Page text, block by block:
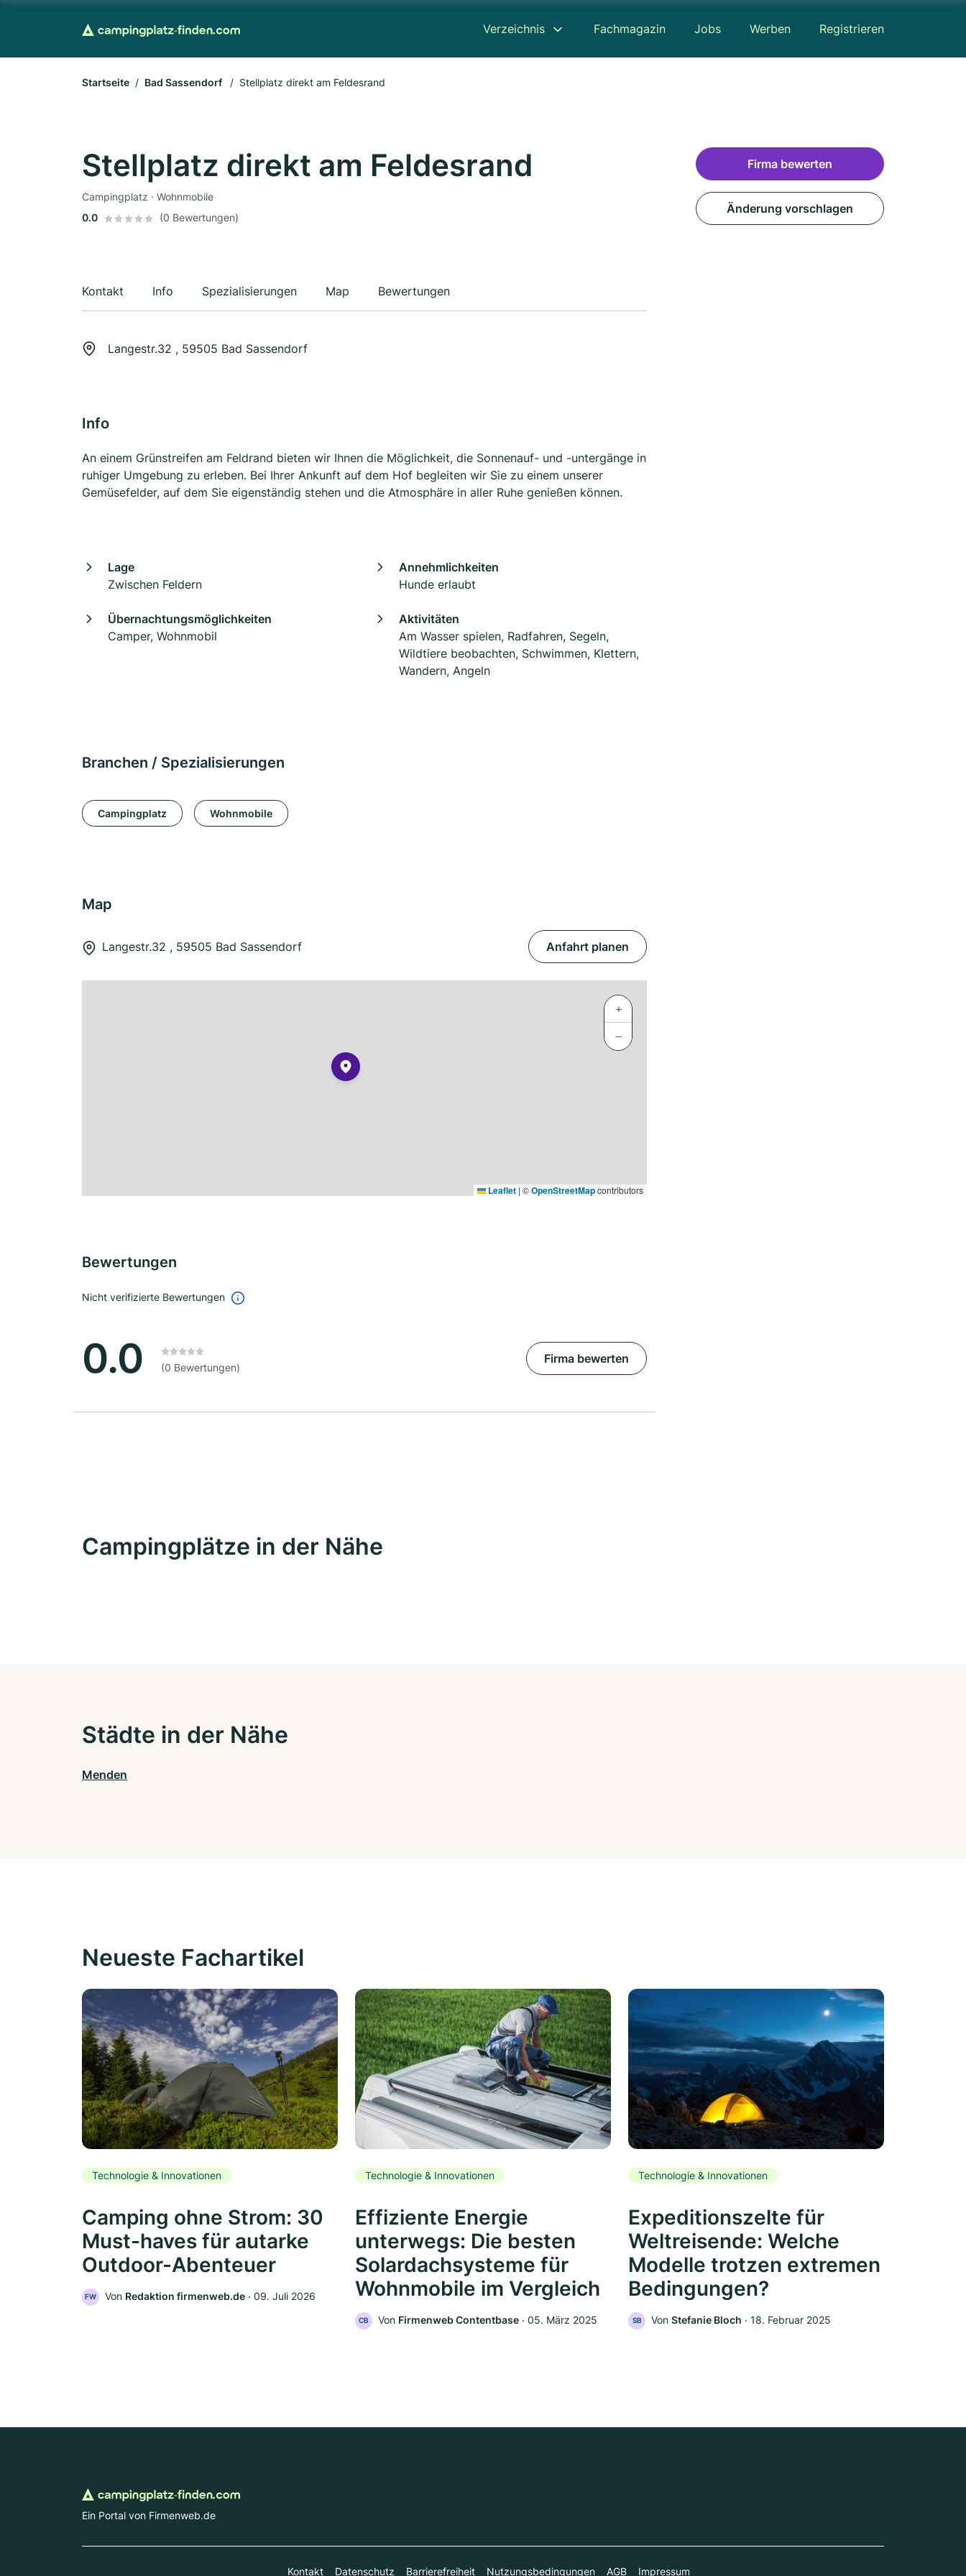
Verzeichnis Fachmagazin Jobs Werben Registrieren
Startseite Bad Sassendorf Stellplatz direkt am Feldesrand
Stellplatz direkt am Feldesrand
Campingplatz · Wohnmobile
0.0
(0 Bewertungen)
Kontakt Info Spezialisierungen Map Bewertungen
Langestr.32 , 59505 Bad Sassendorf
Info
An einem Grünstreifen am Feldrand bieten wir Ihnen die Möglichkeit, die Sonnenauf- und -untergänge in
ruhiger Umgebung zu erleben. Bei Ihrer Ankunft auf dem Hof begleiten wir Sie zu einem unserer
Gemüsefelder, auf dem Sie eigenständig stehen und die Atmosphäre in aller Ruhe genießen können.
Lage
Zwischen Feldern
Annehmlichkeiten
Hunde erlaubt
Übernachtungsmöglichkeiten
Camper, Wohnmobil
Aktivitäten
Am Wasser spielen, Radfahren, Segeln,
Wildtiere beobachten, Schwimmen, Klettern,
Wandern, Angeln
Branchen / Spezialisierungen
Campingplatz Wohnmobile
Map
Langestr.32 , 59505 Bad Sassendorf Anfahrt planen
+
−
Leaflet | ©OpenStreetMapcontributors
Bewertungen
Nicht verifizierte Bewertungen
0.0 (0 Bewertungen)
Firma bewerten
Firma bewerten
Änderung vorschlagen
Campingplätze in der Nähe
Städte in der Nähe
Menden
Neueste Fachartikel
Technologie & Innovationen
Camping ohne Strom: 30
Must-haves für autarke
Outdoor-Abenteuer
FW Von Redaktion firmenweb.de ‧ 09. Juli 2026
Technologie & Innovationen
Effiziente Energie
unterwegs: Die besten
Solardachsysteme für
Wohnmobile im Vergleich
CB Von Firmenweb Contentbase ‧ 05. März 2025
Technologie & Innovationen
Expeditionszelte für
Weltreisende: Welche
Modelle trotzen extremen
Bedingungen?
SB Von Stefanie Bloch ‧ 18. Februar 2025
Ein Portal von Firmenweb.de
Kontakt Datenschutz Barrierefreiheit Nutzungsbedingungen AGB Impressum